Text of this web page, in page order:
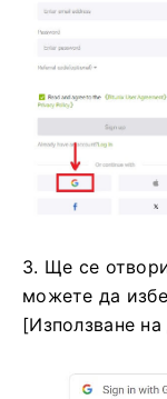
3. Ще се
можете да
[Използване на